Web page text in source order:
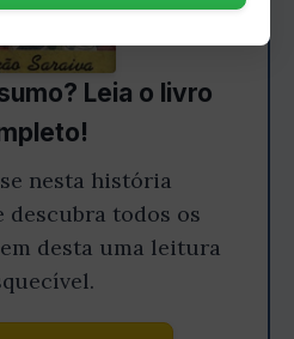
Leia o livro
nesta história
descubra todos os
desta uma leitura